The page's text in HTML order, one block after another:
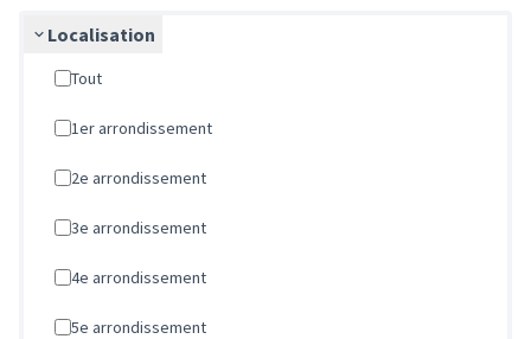
Localisation
Tout
1er arrondissement
2e arrondissement
3e arrondissement
4e arrondissement
5e arrondissement